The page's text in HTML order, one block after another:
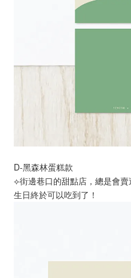
D-黑森林蛋糕款
⟣街邊巷口的甜點店，總是會賣
生日終於可以吃到了！